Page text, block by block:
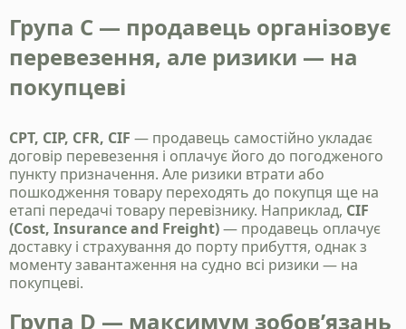
Група C — продавець організовує
перевезення, але ризики — на
покупцеві
CPT, CIP, CFR, CIF — продавець самостійно укладає
договір перевезення і оплачує його до погодженого
пункту призначення. Але ризики втрати або
пошкодження товару переходять до покупця ще на
етапі передачі товару перевізнику. Наприклад, CIF
(Cost, Insurance and Freight)— продавець оплачує
доставку і страхування до порту прибуття, однак з
моменту завантаження на судно всі ризики — на
покупцеві.
Група D — максимум зобов’язань
Станьте нашим
клієнтом
Зателефонуйте нам, напишіть у telegram, чи
заповінть форму і ми зв`яжемось з вами
+38 050 976 25 47